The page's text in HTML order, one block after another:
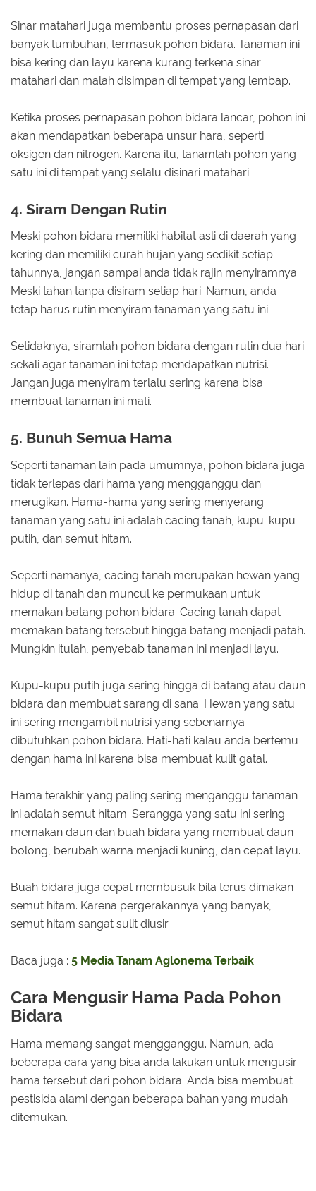
Sinar matahari juga membantu proses pernapasan dari
banyak tumbuhan, termasuk pohon bidara. Tanaman ini
bisa kering dan layu karena kurang terkena sinar
matahari dan malah disimpan di tempat yang lembap.
Ketika proses pernapasan pohon bidara lancar, pohon ini
akan mendapatkan beberapa unsur hara, seperti
oksigen dan nitrogen. Karena itu, tanamlah pohon yang
satu ini di tempat yang selalu disinari matahari.
4. Siram Dengan Rutin
Meski pohon bidara memiliki habitat asli di daerah yang
kering dan memiliki curah hujan yang sedikit setiap
tahunnya, jangan sampai anda tidak rajin menyiramnya.
Meski tahan tanpa disiram setiap hari. Namun, anda
tetap harus rutin menyiram tanaman yang satu ini.
Setidaknya, siramlah pohon bidara dengan rutin dua hari
sekali agar tanaman ini tetap mendapatkan nutrisi.
Jangan juga menyiram terlalu sering karena bisa
membuat tanaman ini mati.
5. Bunuh Semua Hama
Seperti tanaman lain pada umumnya, pohon bidara juga
tidak terlepas dari hama yang mengganggu dan
merugikan. Hama-hama yang sering menyerang
tanaman yang satu ini adalah cacing tanah, kupu-kupu
putih, dan semut hitam.
Seperti namanya, cacing tanah merupakan hewan yang
hidup di tanah dan muncul ke permukaan untuk
memakan batang pohon bidara. Cacing tanah dapat
memakan batang tersebut hingga batang menjadi patah.
Mungkin itulah, penyebab tanaman ini menjadi layu.
Kupu-kupu putih juga sering hingga di batang atau daun
bidara dan membuat sarang di sana. Hewan yang satu
ini sering mengambil nutrisi yang sebenarnya
dibutuhkan pohon bidara. Hati-hati kalau anda bertemu
dengan hama ini karena bisa membuat kulit gatal.
Hama terakhir yang paling sering menganggu tanaman
ini adalah semut hitam. Serangga yang satu ini sering
memakan daun dan buah bidara yang membuat daun
bolong, berubah warna menjadi kuning, dan cepat layu.
Buah bidara juga cepat membusuk bila terus dimakan
semut hitam. Karena pergerakannya yang banyak,
semut hitam sangat sulit diusir.
Baca juga : 5 Media Tanam Aglonema Terbaik
Cara Mengusir Hama Pada Pohon
Bidara
Hama memang sangat mengganggu. Namun, ada
beberapa cara yang bisa anda lakukan untuk mengusir
hama tersebut dari pohon bidara. Anda bisa membuat
pestisida alami dengan beberapa bahan yang mudah
ditemukan.